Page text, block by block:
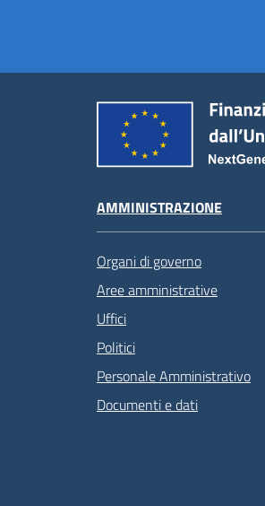
AMMINISTRAZIONE
Organi di governo
Aree amministrative
Uffici
Politici
Personale Amministrativo
Documenti e dati